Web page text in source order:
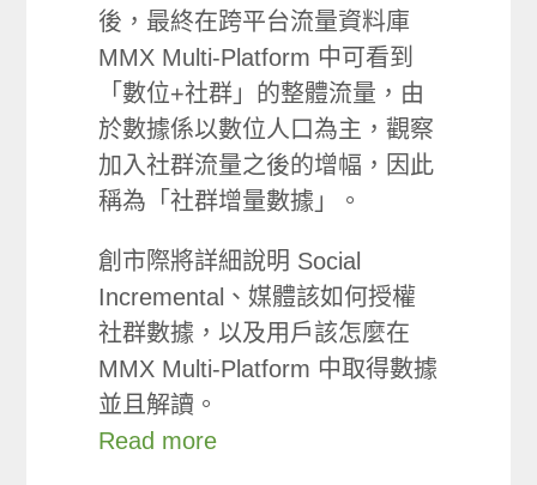
後，最終在跨平台流量資料庫
MMX Multi-Platform 中可看到
「數位+社群」的整體流量，由
於數據係以數位人口為主，觀察
加入社群流量之後的增幅，因此
稱為「社群增量數據」。
創市際將詳細說明 Social
Incremental、媒體該如何授權
社群數據，以及用戶該怎麼在
MMX Multi-Platform 中取得數據
並且解讀。
Read more